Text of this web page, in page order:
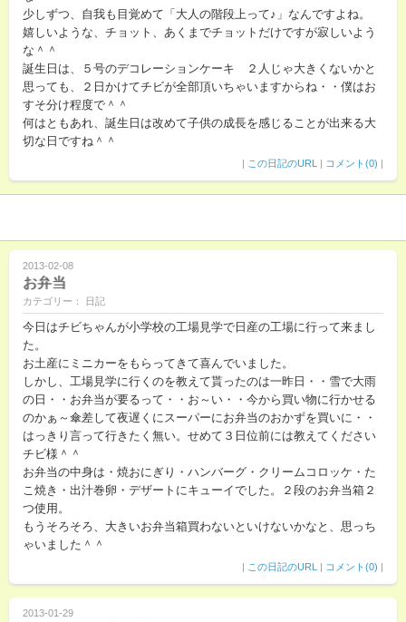
少しずつ、自我も目覚めて「大人の階段上って♪」なんですよね。
嬉しいような、チョット、あくまでチョットだけですが寂しいよう
な＾＾
誕生日は、５号のデコレーションケーキ ２人じゃ大きくないかと
思っても、２日かけてチビが全部頂いちゃいますからね・・僕はお
すそ分け程度で＾＾
何はともあれ、誕生日は改めて子供の成長を感じることが出来る大
切な日ですね＾＾
| この日記のURL | コメント(0) |
2013-02-08
お弁当
カテゴリー： 日記
今日はチビちゃんが小学校の工場見学で日産の工場に行って来まし
た。
お土産にミニカーをもらってきて喜んでいました。
しかし、工場見学に行くのを教えて貰ったのは一昨日・・雪で大雨
の日・・お弁当が要るって・・お～い・・今から買い物に行かせる
のかぁ～傘差して夜遅くにスーパーにお弁当のおかずを買いに・・
はっきり言って行きたく無い。せめて３日位前には教えてください
チビ様＾＾
お弁当の中身は・焼おにぎり・ハンバーグ・クリームコロッケ・た
こ焼き・出汁巻卵・デザートにキューイでした。２段のお弁当箱２
つ使用。
もうそろそろ、大きいお弁当箱買わないといけないかなと、思っち
ゃいました＾＾
| この日記のURL | コメント(0) |
2013-01-29